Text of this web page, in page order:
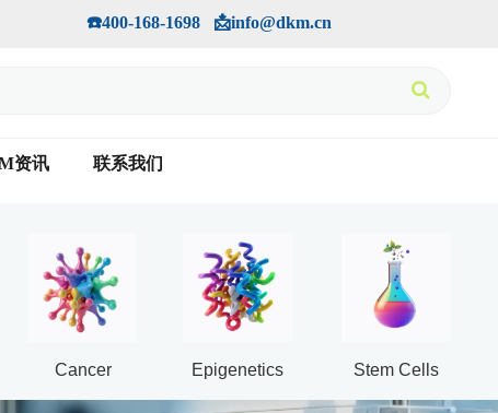
手机版
☎️400-168-1698   📩info@dkm.cn
资讯 联系我们
Cancer Epigenetics Stem Cells